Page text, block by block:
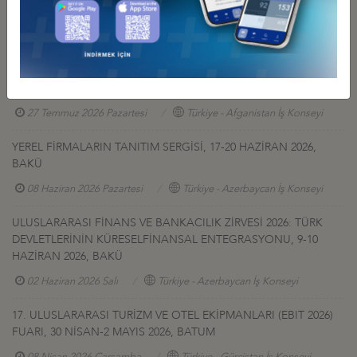
GÜRCİSTAN YATIRIM PROJELERİ HK.
27 Temmuz 2026 Pazartesi Türkiye - Gürcistan İş Konseyi
27 Temmuz 2026 Pazartesi Türkiye - Afganistan İş Konseyi
YEREL FİRMALARIN TANITIM SERGİSİ, 17-20 HAZİRAN 2026,
BAKÜ
08 Haziran 2026 Pazartesi Türkiye - Azerbaycan İş Konseyi
ULUSLARARASI FİNANS VE BANKACILIK ZİRVESİ 2026: TÜRK
DEVLETLERİNİN KÜRESELFİNANSAL ENTEGRASYONU, 9-10
HAZİRAN 2026, BAKÜ
02 Haziran 2026 Salı Türkiye - Azerbaycan İş Konseyi
17. ULUSLARARASI TURİZM VE OTEL EKİPMANLARI (EBIT 2026)
FUARI, 30 NİSAN-2 MAYIS 2026, BATUM